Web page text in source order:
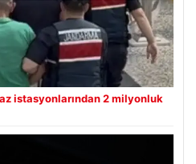
istasyonlarından 2 milyonluk